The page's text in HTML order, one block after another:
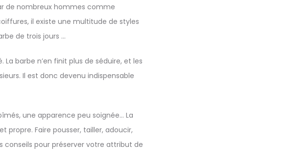
de nombreux hommes comme
il existe une multitude de styles
de trois jours …
barbe n’en finit plus de séduire, et les
Il est donc devenu indispensable
une apparence peu soignée… La
Faire pousser, tailler, adoucir,
conseils pour préserver votre attribut de